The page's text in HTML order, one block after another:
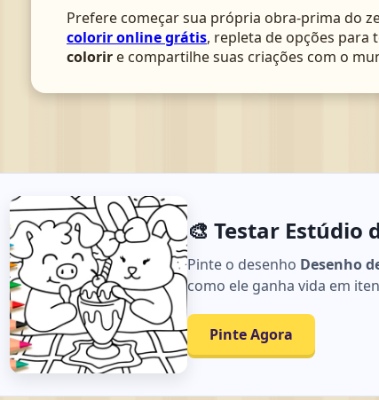
Prefere começar sua própria obra-prima do
colorir online grátis, repleta de opções para
colorir e compartilhe suas criações com o
🎨 Testar Estúdio
Pinte o desenho Desenho
como ele ganha vida em
Pinte Agora